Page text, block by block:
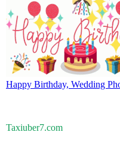
Happy Birthday, Wedding
Taxiuber7.com